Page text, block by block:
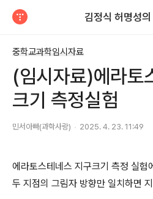
김정식 허명성
중학교과학임시자료
(임시자료)에라토
크기 측정실험
민서아빠(과학사랑) 2025. 4. 23. 11:49
에라토스테네스 지구크기 측정 실험
두 지점의 그림자 방향만 일치하면